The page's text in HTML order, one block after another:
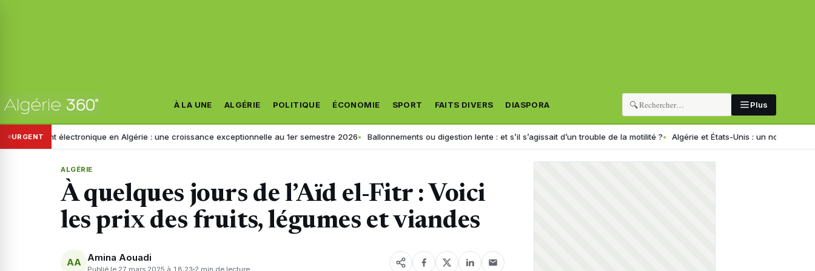
À LA UNE ALGÉRIE POLITIQUE ÉCONOMIE SPORT FAITS DIVERS DIASPORA 🔍 Plus
URGENT
électronique en Algérie : une croissance exceptionnelle au 1er semestre 2026 Ballonnements ou digestion lente : et s’il s’agissait d’un trouble de la motilité ? Algérie et États-Unis : un nouveau programme
ALGÉRIE
À quelques jours de l’Aïd el-Fitr : Voici
les prix des fruits, légumes et viandes
AA Amina Aouadi
Publié le 27 mars 2025 à 18:23 2 min de lecture